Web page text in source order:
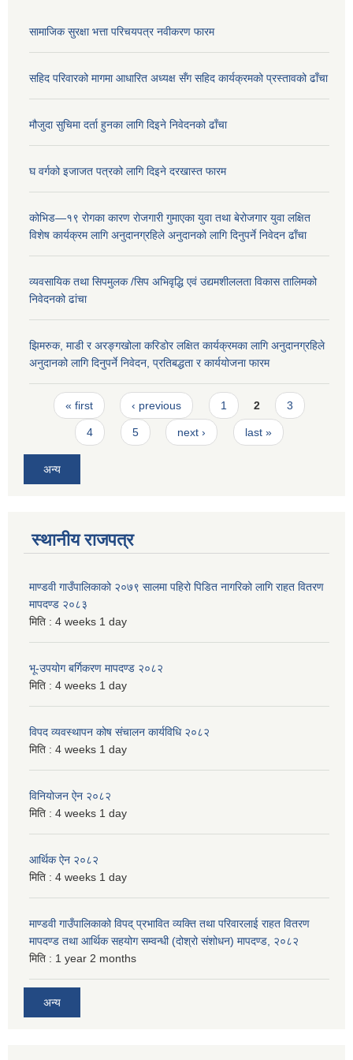
सामाजिक सुरक्षा भत्ता परिचयपत्र नवीकरण फारम
सहिद परिवारको मागमा आधारित अध्यक्ष सँग सहिद कार्यक्रमको प्रस्तावको ढाँचा
मौजुदा सुचिमा दर्ता हुनका लागि दिइने निवेदनको ढाँचा
घ वर्गको इजाजत पत्रको लागि दिइने दरखास्त फारम
कोभिड—१९ रोगका कारण रोजगारी गुमाएका युवा तथा बेरोजगार युवा लक्षित
विशेष कार्यक्रम लागि अनुदानग्रहिले अनुदानको लागि दिनुपर्ने निवेदन ढाँचा
व्यवसायिक तथा सिपमुलक /सिप अभिवृद्धि एवं उद्यमशीललता विकास तालिमको
निवेदनको ढांचा
झिमरुक, माडी र अरङ्गखोला करिडोर लक्षित कार्यक्रमका लागि अनुदानग्रहिले
अनुदानको लागि दिनुपर्ने निवेदन, प्रतिबद्धता र कार्ययोजना फारम
Pages
« first ‹ previous 1 2 3
4 5 next › last »
अन्य
स्थानीय राजपत्र
माण्डवी गाउँपालिकाको २०७९ सालमा पहिरो पिडित नागरिको लागि राहत वितरण
मापदण्ड २०८३
मिति : 4 weeks 1 day
भू-उपयोग बर्गिकरण मापदण्ड २०८२
मिति : 4 weeks 1 day
विपद व्यवस्थापन कोष संचालन कार्यविधि २०८२
मिति : 4 weeks 1 day
विनियोजन ऐन २०८२
मिति : 4 weeks 1 day
आर्थिक ऐन २०८२
मिति : 4 weeks 1 day
माण्डवी गाउँपालिकाको विपद् प्रभावित व्यक्ति तथा परिवारलाई राहत वितरण
मापदण्ड तथा आर्थिक सहयोग सम्वन्धी (दोश्रो संशोधन) मापदण्ड, २०८२
मिति : 1 year 2 months
अन्य